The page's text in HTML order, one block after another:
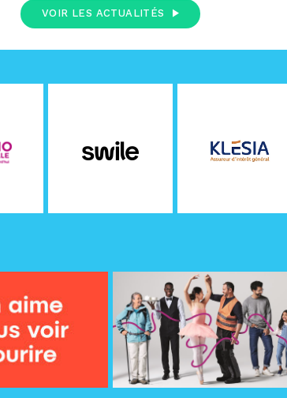
VOIR LES ACTUALITÉS